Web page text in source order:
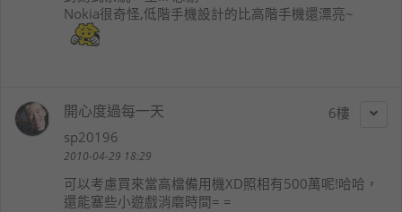
Nokia很奇怪,低階手機設計的比高階手機還漂亮~
6
開心度過每一天
sp20196
2010-04-29 18:29
可以考慮買來當高檔備用機XD照相有500萬呢!哈哈，
還能塞些小遊戲消磨時間= =